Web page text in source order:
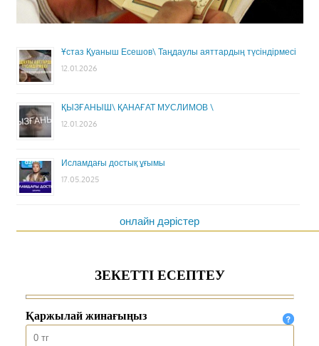
Ұстаз Қуаныш Есешов\ Таңдаулы аяттардың түсіндірмесі
12.01.2026
ҚЫЗҒАНЫШ\ ҚАНАҒАТ МУСЛИМОВ \
12.01.2026
Исламдағы достық ұғымы
17.05.2025
онлайн дәрістер